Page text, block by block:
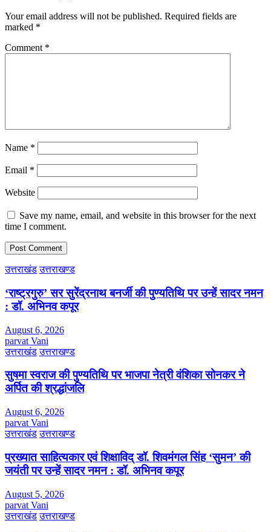
Your email address will not be published. Required fields are
marked *
Comment *
Name *
Email *
Website
Save my name, email, and website in this browser for the next
time I comment.
उत्तराखंड उत्तराखण्ड
‘राष्ट्रगुरु’ सर सुरेंद्रनाथ बनर्जी की पुण्यतिथि पर उन्हें सादर नमन
: डॉ. अभिनव कपूर
August 6, 2026
parvat Vani
उत्तराखंड उत्तराखण्ड
सुषमा स्वराज की पुण्यतिथि पर भाजपा नेत्री वंशिका सोनकर ने
अर्पित की श्रद्धांजलि
August 6, 2026
parvat Vani
उत्तराखंड उत्तराखण्ड
प्रख्यात साहित्यकार एवं शिक्षाविद् डॉ. शिवमंगल सिंह ‘सुमन’ की
जयंती पर उन्हें सादर नमन : डॉ. अभिनव कपूर
August 5, 2026
parvat Vani
उत्तराखंड उत्तराखण्ड